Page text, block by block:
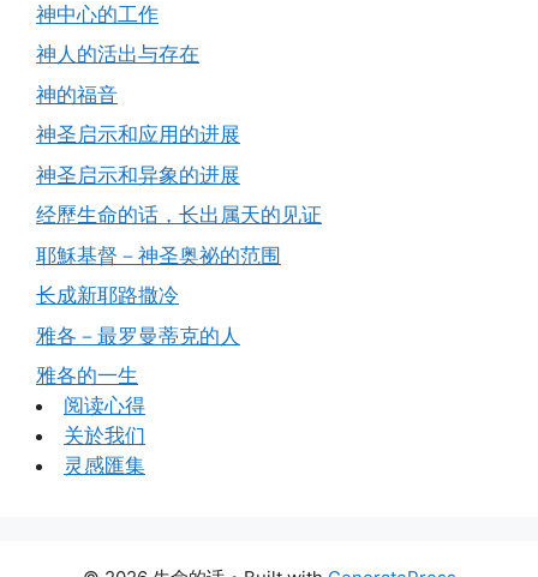
神中心的工作
神人的活出与存在
神的福音
神圣启示和应用的进展
神圣启示和异象的进展
经歷生命的话，长出属天的见证
耶穌基督－神圣奥祕的范围
长成新耶路撒冷
雅各－最罗曼蒂克的人
雅各的一生
阅读心得
关於我们
灵感匯集